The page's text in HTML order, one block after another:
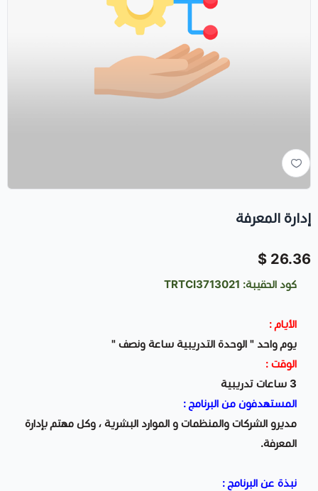
إدارة المعرفة
26.36 $
كود الحقيبة: TRTCI3713021
الأيام :
يوم واحد " الوحدة التدريبية ساعة ونصف "
الوقت :
3 ساعات تدريبية
المستهدفون من البرنامج :
مديرو الشركات والمنظمات و الموارد البشرية ، وكل مهتم بإدارة
المعرفة.
نبذة عن البرنامج :